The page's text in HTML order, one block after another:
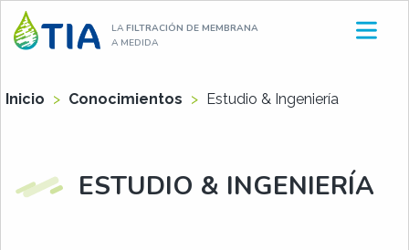
Aller
au
contenu
LAFILTRACIÓN DE MEMBRANA
A MEDIDA
Inicio > Conocimientos > Estudio & Ingeniería
ESTUDIO & INGENIERÍA